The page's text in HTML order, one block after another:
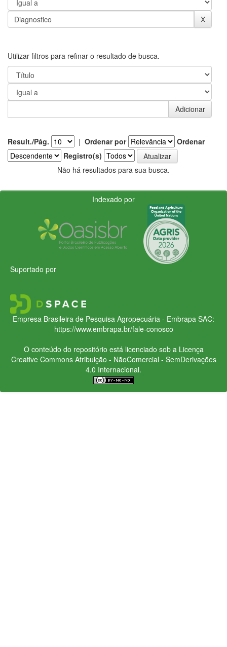
Utilizar filtros para refinar o resultado de busca.
Result./Pág. | Ordenar por
Ordenar
Registro(s)
Não há resultados para sua busca.
Indexado por
Suportado por
Empresa Brasileira de Pesquisa Agropecuária - Embrapa SAC:
https://www.embrapa.br/fale-conosco
O conteúdo do repositório está licenciado sob a Licença
Creative CommonsAtribuição - NãoComercial - SemDerivações
4.0 Internacional.